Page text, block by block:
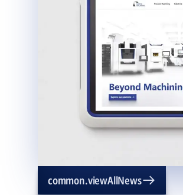
common.viewAllNews